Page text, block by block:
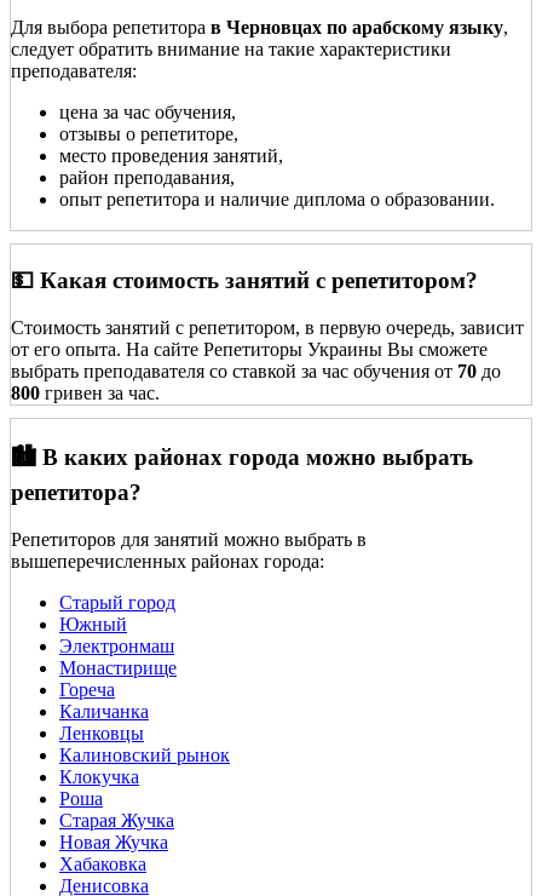
Для выбора репетитора в Черновцах по арабскому языку,
следует обратить внимание на такие характеристики
преподавателя:
цена за час обучения,
отзывы о репетиторе,
место проведения занятий,
район преподавания,
опыт репетитора и наличие диплома о образовании.
💵 Какая стоимость занятий с репетитором?
Стоимость занятий с репетитором, в первую очередь, зависит
от его опыта. На сайте Репетиторы Украины Вы сможете
выбрать преподавателя со ставкой за час обучения от 70 до
800 гривен за час.
🏙️ В каких районах города можно выбрать
репетитора?
Репетиторов для занятий можно выбрать в
вышеперечисленных районах города:
Старый город
Южный
Электронмаш
Монастирище
Гореча
Каличанка
Ленковцы
Калиновский рынок
Клокучка
Роша
Старая Жучка
Новая Жучка
Хабаковка
Денисовка